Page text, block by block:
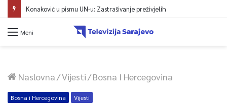
Konaković u pismu UN-u: Zastrašivanje preživjelih
Meni
Naslovna/Vijesti/Bosna I Hercegovina
Bosna i Hercegovina Vijesti